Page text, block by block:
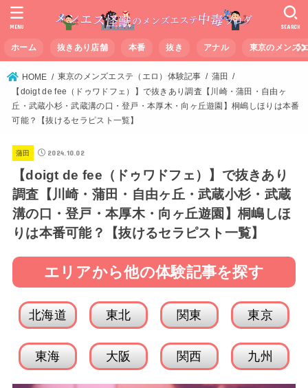
ホーム 抜きあり店舗 本番 抜き アナル 東京のメンズ
SEARCH
MENU
HOME 東京のメンズエステ（エロ）体験記事
蒲田
【doigt de fee（ドゥワドフェ）】で抜きあり調査【川崎・蒲田・自由ヶ
丘・武蔵小杉・武蔵溝の口・登戸・本厚木・向ヶ丘遊園】桐嶋しほりは本番
可能？【抜けるセラピスト一覧】
蒲田 2024.10.02
【doigt de fee（ドゥワドフェ）】で抜きあり
調査【川崎・蒲田・自由ヶ丘・武蔵小杉・武蔵
溝の口・登戸・本厚木・向ヶ丘遊園】桐嶋しほ
りは本番可能？【抜けるセラピスト一覧】
エリアから他の体験記事を探す
北海道 東北 関東 東京
東海 大阪 関西 九州